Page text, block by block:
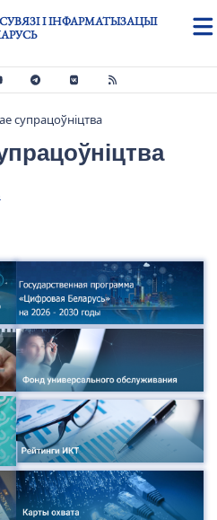
І ІНФАРМАТЫЗАЦЫІ
супрацоўніцтва